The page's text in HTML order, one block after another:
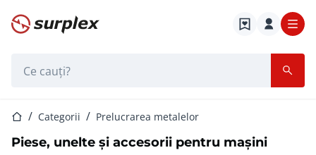
Pagina de start
Pagina de start
Categorii Prelucrarea metalelor
Piese, unelte și accesorii pentru mașini